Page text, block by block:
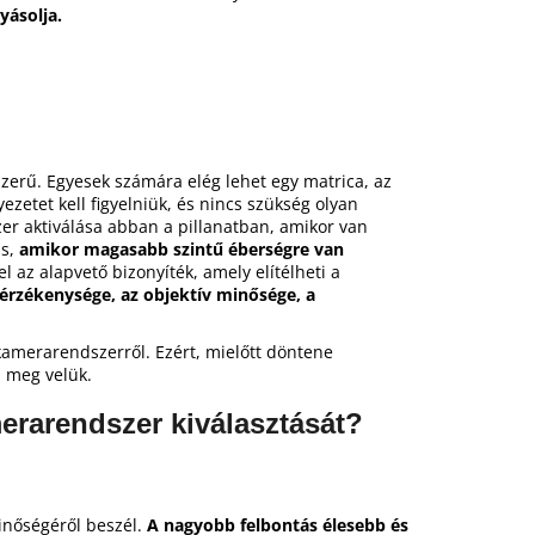
Egyesek számára elég lehet egy matrica, az
kell figyelniük, és nincs szükség olyan
aktiválása abban a pillanatban, amikor van
amikor magasabb szintű éberségre van
az alapvető bizonyíték, amely elítélheti a
az objektív minősége, a
Ezért, mielőtt döntene
velük.
kiválasztását?
beszél. A nagyobb felbontás élesebb és